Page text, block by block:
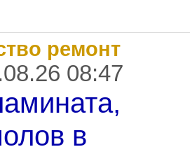
ремонт
08:47
в